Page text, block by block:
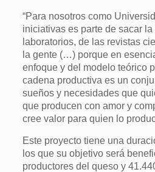
“Para nosotros como
iniciativas es parte de sacar
laboratorios, de las revistas
la gente (…) porque en
enfoque y del modelo teórico
cadena productiva es un
sueños y necesidades que
que producen con amor y
cree valor para quien lo
Este proyecto tiene una
los que su objetivo será
productores del queso y